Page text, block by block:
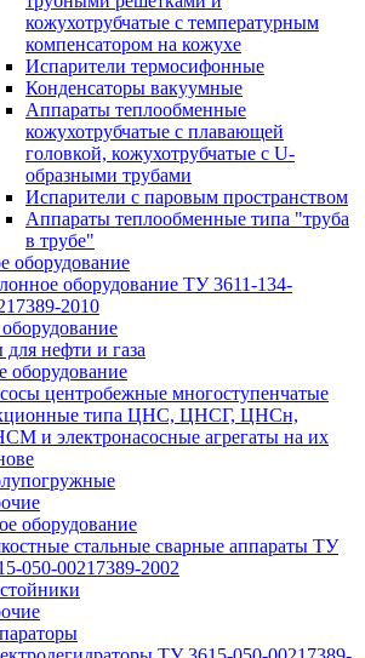
кожухотрубчатые с температурным
компенсатором на кожухе
Испарители термосифонные
Конденсаторы вакуумные
Аппараты теплообменные
кожухотрубчатые с плавающей
головкой, кожухотрубчатые с U-
образными трубами
Испарители с паровым пространством
Аппараты теплообменные типа "труба
в трубе"
оборудование
оборудование ТУ 3611-134-
2010
нефти и газа
оборудование
центробежные многоступенчатые
типа ЦНС, ЦНСГ, ЦНСн,
и электронасосные агрегаты на их
оборудование
стальные сварные аппараты ТУ
050-00217389-2002